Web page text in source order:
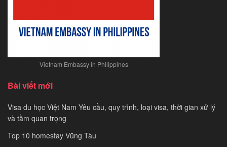
Vietnam Embassy in Philippines
Bài viết mới
Visa du học Việt Nam Yêu cầu, quy trình, loại visa, thời gian xử lý
và tầm quan trọng
Top 10 homestay Vũng Tàu